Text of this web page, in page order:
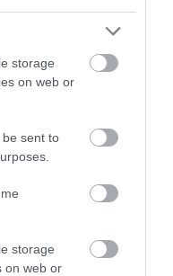
storage
on web or
sent to
storage
on web or
στο